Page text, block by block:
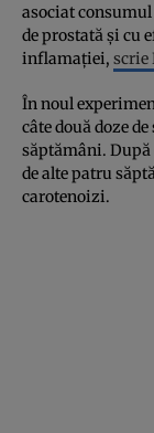
asociat
de prostată și cu
inflamației, scrie
În noul
câte două doze
săptămâni. După
de alte patru
carotenoizi.